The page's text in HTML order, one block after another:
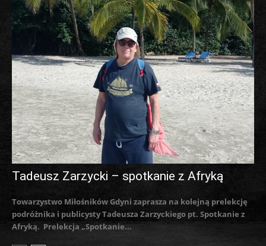
Tadeusz Zarzycki – spotkanie z Afryką
Towarzystwo Miłośników Gdyni zaprasza na kolejną prelekcję
podróżnika i publicysty Tadeusza Zarzyckiego pt. Spotkanie z
Afryką. Prelekcja „Spotkanie...